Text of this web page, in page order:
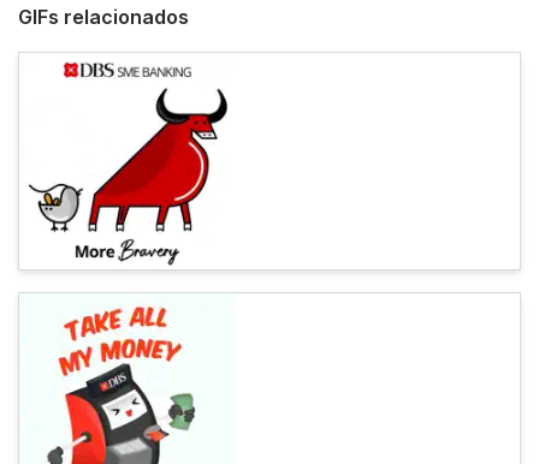
GIFs relacionados